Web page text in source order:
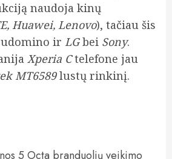
naudoja kinų
Huawei, Lenovo), tačiau šis
ir LGbei Sony.
Xperia Ctelefone jau
MT6589lustų rinkinį.
5 Octa branduolių veikimo